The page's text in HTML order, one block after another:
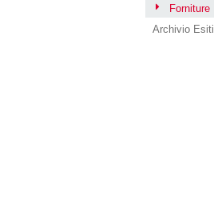
Forniture
Archivio Esiti